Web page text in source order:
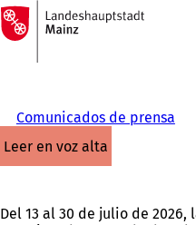
Saltar al contenido
A
la
página
Comunicados de prensa
leer en voz alta
Del 13 al 30 de julio de